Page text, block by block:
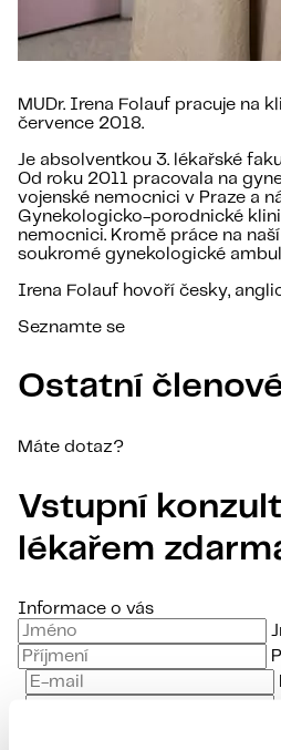
MUDr. Irena Folauf pracuje na
července 2018.
Je absolventkou 3. lékařské
Od roku 2011 pracovala na
vojenské nemocnici v Praze a
Gynekologicko-porodnické
nemocnici. Kromě práce na
soukromé gynekologické
Irena Folauf hovoří česky,
Seznamte se
Ostatní
Máte dotaz?
Vstupní
lékařem
Informace o vás